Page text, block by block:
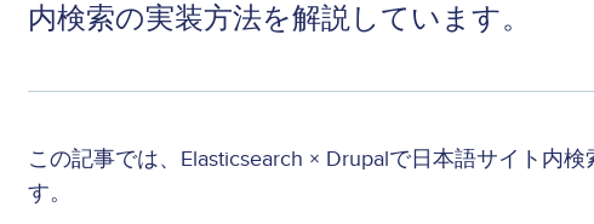
内検索の実装方法を解説しています。
この記事では、Elasticsearch × Drupalで日本語サイト内
す。